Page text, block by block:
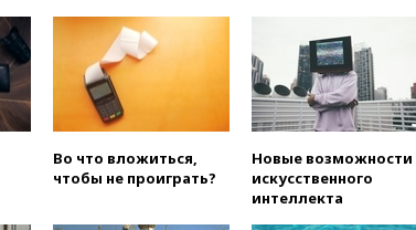
теракт на объекте Росгвардии
The Spectator:
отсутствие ракет для Patriot у
Украины приведет к
поражению Киева
инцидент с дроном в
аэропорту Лейпцига —
«сценарий гибридной атаки»
Во что вложиться,
чтобы не проиграть?
Новые возможности
искусственного
интеллекта